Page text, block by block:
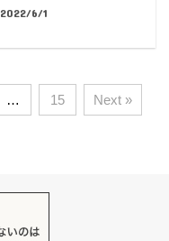
2022/6/1
… 15 Next »